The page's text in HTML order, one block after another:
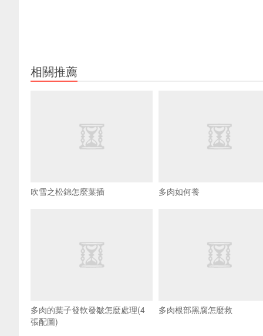
相關推薦
吹雪之松錦怎麼葉插 多肉如何養
多肉的葉子發軟發皺怎麼處理(4
張配圖)
多肉根部黑腐怎麼救